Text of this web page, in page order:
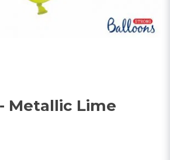
Metallic Lime